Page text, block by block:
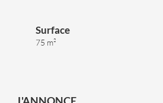
Surface
75 m²